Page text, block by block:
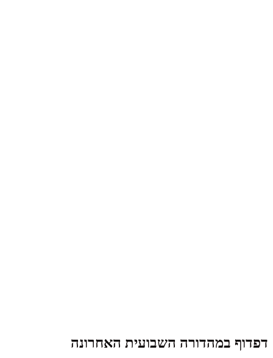
דפדוף במהדורה השבועית האחרונה